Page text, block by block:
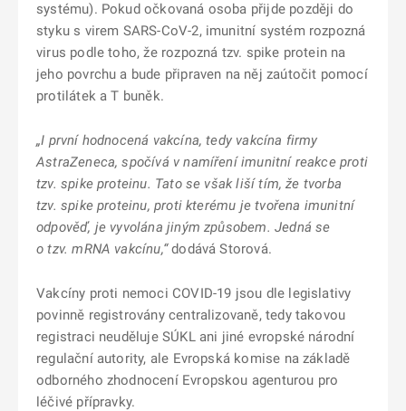
systému). Pokud očkovaná osoba přijde později do
styku s virem SARS-CoV-2, imunitní systém rozpozná
virus podle toho, že rozpozná tzv. spike protein na
jeho povrchu a bude připraven na něj zaútočit pomocí
protilátek a T buněk.
„I první hodnocená vakcína, tedy vakcína firmy
AstraZeneca, spočívá v namíření imunitní reakce proti
tzv. spike proteinu. Tato se však liší tím, že tvorba
tzv. spike proteinu, proti kterému je tvořena imunitní
odpověď, je vyvolána jiným způsobem. Jedná se
o tzv. mRNA vakcínu,“dodává Storová.
Vakcíny proti nemoci COVID-19 jsou dle legislativy
povinně registrovány centralizovaně, tedy takovou
registraci neuděluje SÚKL ani jiné evropské národní
regulační autority, ale Evropská komise na základě
odborného zhodnocení Evropskou agenturou pro
léčivé přípravky.